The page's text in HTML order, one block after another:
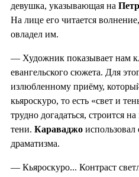
девушка, указывающая на
На лице его читается
овладел им.
— Художник показывает нам
евангельского сюжета. Для
излюбленному приёму,
кьяроскуро, то есть «свет и
трудно догадаться, строится
тени. Караваджо
драматизма.
— Кьяроскуро... Контраст